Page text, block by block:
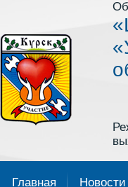
Главная Новости